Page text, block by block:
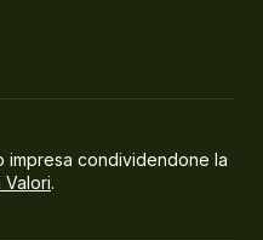
impresa condividendone la
Valori.